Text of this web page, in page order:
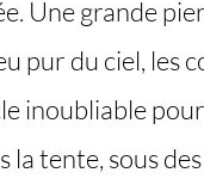
Une grande
pur du ciel, les
inoubliable
la tente, sous